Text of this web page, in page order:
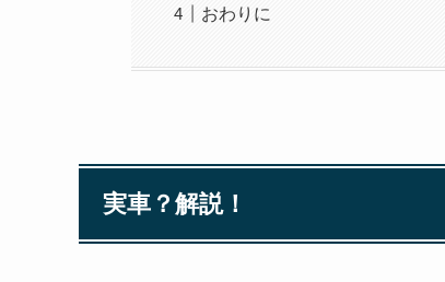
おわりに
実車？解説！